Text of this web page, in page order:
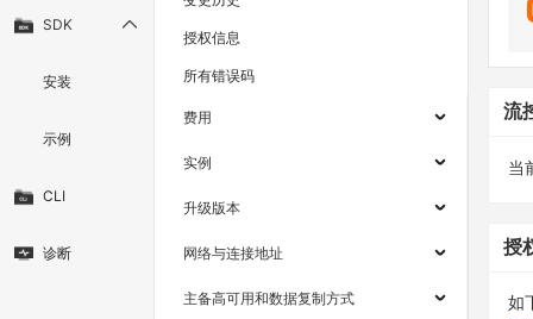
SDK
安装
示例
CLI
诊断
授权信息
所有错误码
费用
实例
升级版本
网络与连接地址
主备高可用和数据复制方式
流
当
授
如